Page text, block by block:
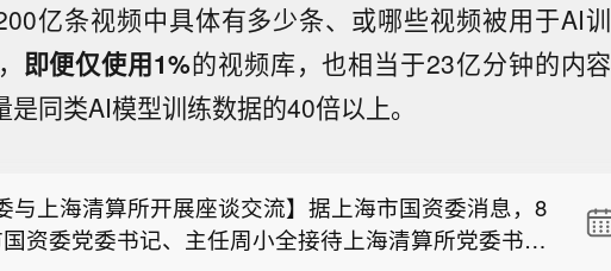
亿条视频中具体有多少条、或哪些视频被用于AI训
即便仅使用1%的视频库，也相当于23亿分钟的内容
同类AI模型训练数据的40倍以上。
与上海清算所开展座谈交流】据上海市国资委消息，8
资委党委书记、主任周小全接待上海清算所党委书
阳一行，双方围绕自贸离岸债等新型金融工具运用、
管理领域的合作开展深入交流。双方表示，将深入贯
，共同服务上海“五个中心”建设。
此前一度跌超7%】美光科技转涨，此前一度跌超
复8%的跌幅后涨近2%。其他存储股也大幅收窄跌
进攻图谋所采取的战术性、先发制人式回应。
与上海清算所开展座谈交流】据上海市国资委消息，8
资委党委书记、主任周小全接待上海清算所党委书